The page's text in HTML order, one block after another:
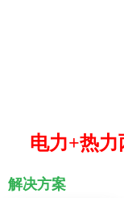
解决方案
电力+热